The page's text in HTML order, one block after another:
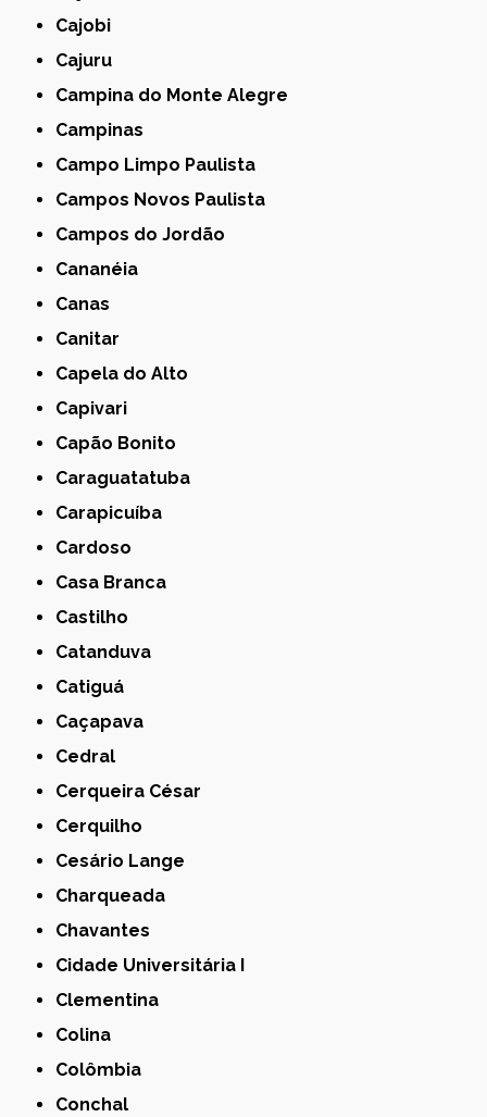
Cajobi
Cajuru
Campina do Monte Alegre
Campinas
Campo Limpo Paulista
Campos Novos Paulista
Campos do Jordão
Cananéia
Canas
Canitar
Capela do Alto
Capivari
Capão Bonito
Caraguatatuba
Carapicuíba
Cardoso
Casa Branca
Castilho
Catanduva
Catiguá
Caçapava
Cedral
Cerqueira César
Cerquilho
Cesário Lange
Charqueada
Chavantes
Cidade Universitária I
Clementina
Colina
Colômbia
Conchal